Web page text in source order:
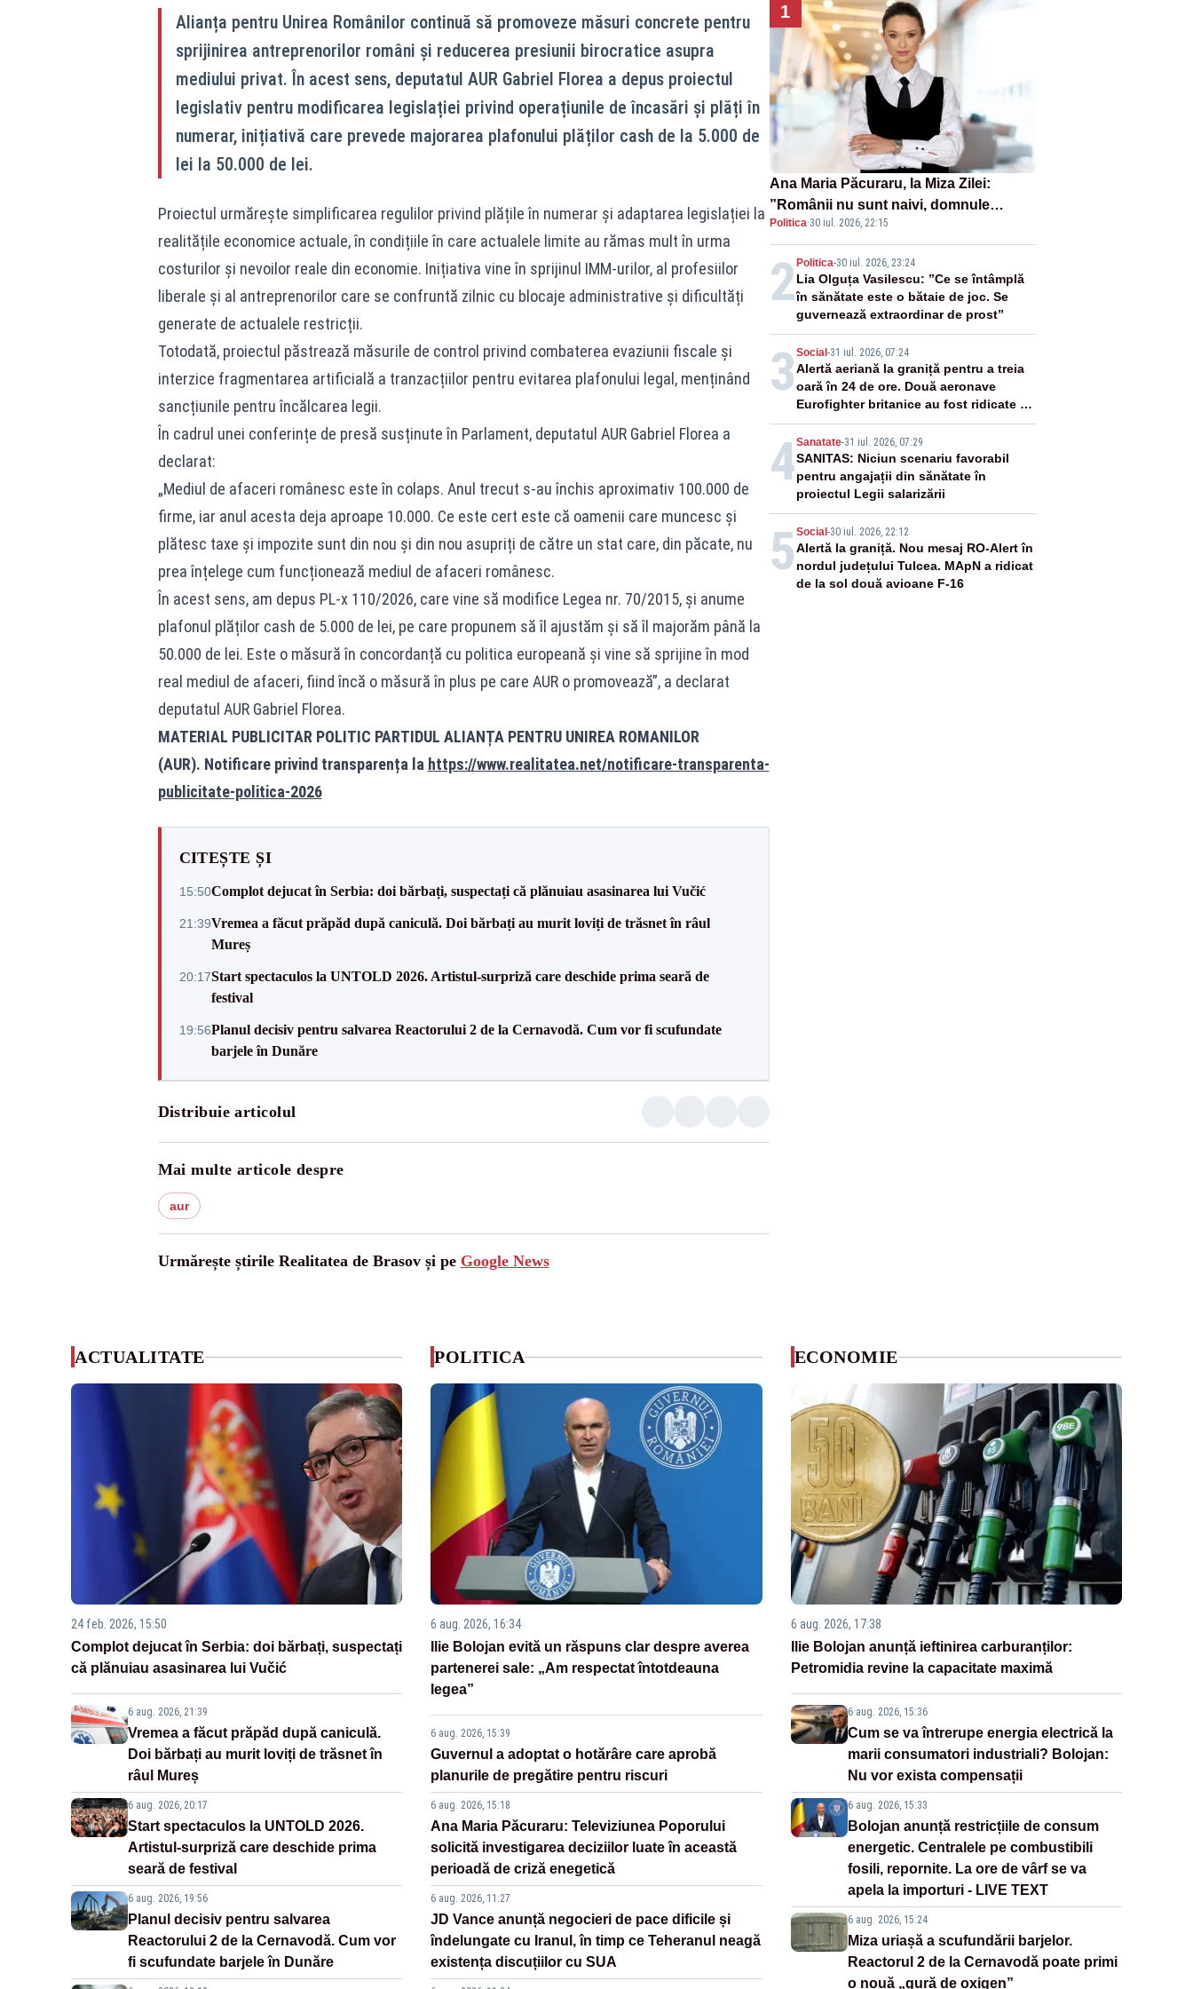
Alianța pentru Unirea Românilor continuă să promoveze măsuri concrete pentru
sprijinirea antreprenorilor români și reducerea presiunii birocratice asupra
mediului privat. În acest sens, deputatul AUR Gabriel Florea a depus proiectul
legislativ pentru modificarea legislației privind operațiunile de încasări și plăți în
numerar, inițiativă care prevede majorarea plafonului plăților cash de la 5.000 de
lei la 50.000 de lei.
Proiectul urmărește simplificarea regulilor privind plățile în numerar și adaptarea legislației la
realitățile economice actuale, în condițiile în care actualele limite au rămas mult în urma
costurilor și nevoilor reale din economie. Inițiativa vine în sprijinul IMM-urilor, al profesiilor
liberale și al antreprenorilor care se confruntă zilnic cu blocaje administrative și dificultăți
generate de actualele restricții.
Totodată, proiectul păstrează măsurile de control privind combaterea evaziunii fiscale și
interzice fragmentarea artificială a tranzacțiilor pentru evitarea plafonului legal, menținând
sancțiunile pentru încălcarea legii.
În cadrul unei conferințe de presă susținute în Parlament, deputatul AUR Gabriel Florea a
declarat:
„Mediul de afaceri românesc este în colaps. Anul trecut s-au închis aproximativ 100.000 de
firme, iar anul acesta deja aproape 10.000. Ce este cert este că oamenii care muncesc și
plătesc taxe și impozite sunt din nou și din nou asupriți de către un stat care, din păcate, nu
prea înțelege cum funcționează mediul de afaceri românesc.
În acest sens, am depus PL-x 110/2026, care vine să modifice Legea nr. 70/2015, și anume
plafonul plăților cash de 5.000 de lei, pe care propunem să îl ajustăm și să îl majorăm până la
50.000 de lei. Este o măsură în concordanță cu politica europeană și vine să sprijine în mod
real mediul de afaceri, fiind încă o măsură în plus pe care AUR o promovează”, a declarat
deputatul AUR Gabriel Florea.
MATERIAL PUBLICITAR POLITIC PARTIDUL ALIANȚA PENTRU UNIREA ROMANILOR
(AUR). Notificare privind transparența la https://www.realitatea.net/notificare-transparenta-
publicitate-politica-2026
CITEȘTE ȘI
15:50Complot dejucat în Serbia: doi bărbați, suspectați că plănuiau asasinarea lui Vučić
21:39Vremea a făcut prăpăd după caniculă. Doi bărbați au murit loviți de trăsnet în râul
Mureș
20:17Start spectaculos la UNTOLD 2026. Artistul-surpriză care deschide prima seară de
festival
19:56Planul decisiv pentru salvarea Reactorului 2 de la Cernavodă. Cum vor fi scufundate
barjele în Dunăre
Distribuie articolul
Mai multe articole despre
aur
Urmărește știrile Realitatea de Brasov și pe Google News
1
Ana Maria Păcuraru, la Miza Zilei:
”Românii nu sunt naivi, domnule
premier Bolojan”
Politica·30 iul. 2026, 22:15
2 Politica-30 iul. 2026, 23:24
Lia Olguța Vasilescu: ”Ce se întâmplă
în sănătate este o bătaie de joc. Se
guvernează extraordinar de prost”
3 Social -31 iul. 2026, 07:24
Alertă aeriană la graniță pentru a treia
oară în 24 de ore. Două aeronave
Eurofighter britanice au fost ridicate de
la sol
4Sanatate-31 iul. 2026, 07:29
SANITAS: Niciun scenariu favorabil
pentru angajații din sănătate în
proiectul Legii salarizării
5 Social -30 iul. 2026, 22:12
Alertă la graniță. Nou mesaj RO-Alert în
nordul județului Tulcea. MApN a ridicat
de la sol două avioane F-16
ACTUALITATE
24 feb. 2026, 15:50
Complot dejucat în Serbia: doi bărbați, suspectați
că plănuiau asasinarea lui Vučić
6 aug. 2026, 21:39
Vremea a făcut prăpăd după caniculă.
Doi bărbați au murit loviți de trăsnet în
râul Mureș
6 aug. 2026, 20:17
Start spectaculos la UNTOLD 2026.
Artistul-surpriză care deschide prima
seară de festival
6 aug. 2026, 19:56
Planul decisiv pentru salvarea
Reactorului 2 de la Cernavodă. Cum vor
fi scufundate barjele în Dunăre
POLITICA
6 aug. 2026, 16:34
Ilie Bolojan evită un răspuns clar despre averea
partenerei sale: „Am respectat întotdeauna
legea”
6 aug. 2026, 15:39
Guvernul a adoptat o hotărâre care aprobă
planurile de pregătire pentru riscuri
6 aug. 2026, 15:18
Ana Maria Păcuraru: Televiziunea Poporului
solicită investigarea deciziilor luate în această
perioadă de criză enegetică
6 aug. 2026, 11:27
JD Vance anunță negocieri de pace dificile și
îndelungate cu Iranul, în timp ce Teheranul neagă
existența discuțiilor cu SUA
ECONOMIE
6 aug. 2026, 17:38
Ilie Bolojan anunță ieftinirea carburanților:
Petromidia revine la capacitate maximă
6 aug. 2026, 15:36
Cum se va întrerupe energia electrică la
marii consumatori industriali? Bolojan:
Nu vor exista compensații
6 aug. 2026, 15:33
Bolojan anunță restricțiile de consum
energetic. Centralele pe combustibili
fosili, repornite. La ore de vârf se va
apela la importuri - LIVE TEXT
6 aug. 2026, 15:24
Miza uriașă a scufundării barjelor.
Reactorul 2 de la Cernavodă poate primi
o nouă „gură de oxigen”